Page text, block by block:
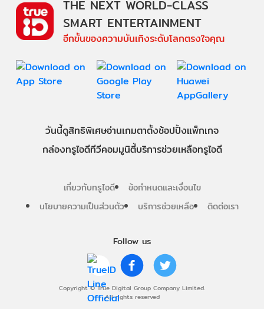
Follow us
Copyright © True Digital Group Company Limited.
All rights reserved
THE NEXT WORLD-CLASS
SMART ENTERTAINMENT
อีกขั้นของความบันเทิงระดับโลกตรงใจคุณ
วันนี้ดูสิทธิพิเศษอ่านเกมตาตั้งช้อปปิ้งแพ็กเกจ
กล่องทรูไอดีทีวีคอมมูนิตี้บริการช่วยเหลือทรูไอดี
เกี่ยวกับทรูไอดี
ข้อกำหนดและเงื่อนไข
นโยบายความเป็นส่วนตัว
บริการช่วยเหลือ ติดต่อเรา